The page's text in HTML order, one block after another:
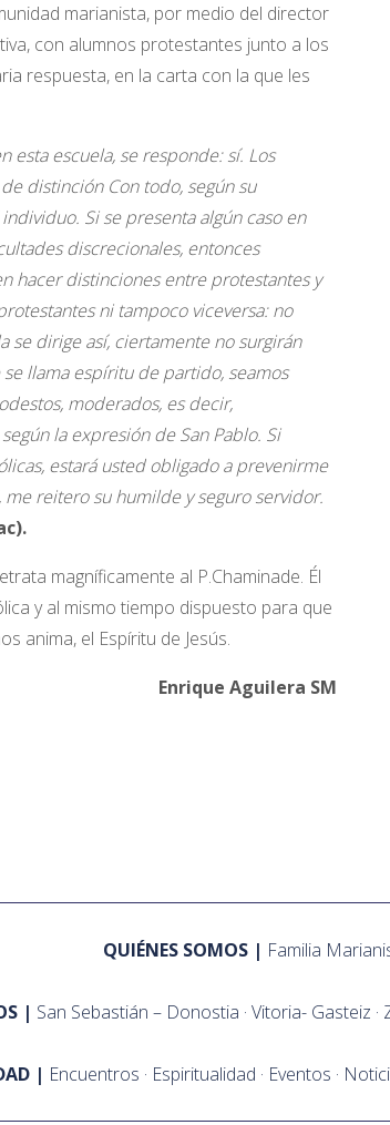
marianista, por medio del director
con alumnos protestantes junto a los
respuesta, en la carta con la que les
escuela, se responde: sí. Los
distinción Con todo, según su
Si se presenta algún caso en
discrecionales, entonces
hacer distinciones entre protestantes y
ni tampoco viceversa: no
se dirige así, ciertamente no surgirán
llama espíritu de partido, seamos
moderados, es decir,
la expresión de San Pablo. Si
estará usted obligado a prevenirme
reitero su humilde y seguro servidor.
magníficamente al P.Chaminade. Él
y al mismo tiempo dispuesto para que
anima, el Espíritu de Jesús.
SM
QUIÉNES SOMOS Familia
San Sebastián – Donostia Vitoria- Gasteiz
Encuentros Espiritualidad Eventos